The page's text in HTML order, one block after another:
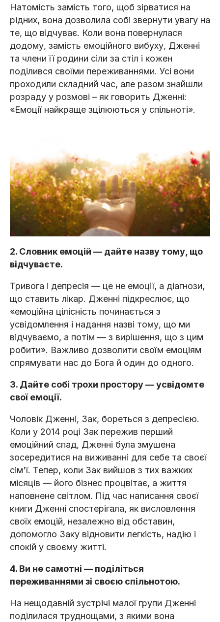
Натомість замість того, щоб зірватися на
рідних, вона дозволила собі звернути увагу на
те, що відчуває. Коли вона повернулася
додому, замість емоційного вибуху, Дженні
та члени її родини сіли за стіл і кожен
поділився своїми переживаннями. Усі вони
проходили складний час, але разом знайшли
розраду у розмові – як говорить Дженні:
«Емоції найкраще зцілюються у спільноті».
2. Словник емоцій — дайте назву тому, що
відчуваєте.
Тривога і депресія — це не емоції, а діагнози,
що ставить лікар. Дженні підкреслює, що
«емоційна цілісність починається з
усвідомлення і надання назві тому, що ми
відчуваємо, а потім — з вирішення, що з цим
робити». Важливо дозволити своїм емоціям
спрямувати нас до Бога й один до одного.
3. Дайте собі трохи простору — усвідомте
свої емоції.
Чоловік Дженні, Зак, бореться з депресією.
Коли у 2014 році Зак пережив перший
емоційний спад, Дженні була змушена
зосередитися на виживанні для себе та своєї
сім'ї. Тепер, коли Зак вийшов з тих важких
місяців — його бізнес процвітає, а життя
наповнене світлом. Під час написання своєї
книги Дженні спостерігала, як висловлення
своїх емоцій, незалежно від обставин,
допомогло Заку відновити легкість, надію і
спокій у своєму житті.
4. Ви не самотні — поділіться
переживаннями зі своєю спільнотою.
На нещодавній зустрічі малої групи Дженні
поділилася труднощами, з якими вона